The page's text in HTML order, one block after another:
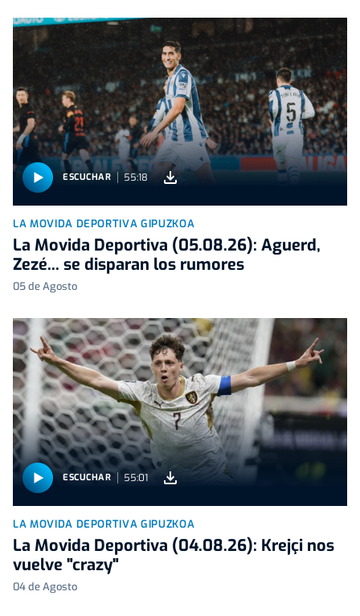
ESCUCHAR 55:18
LA MOVIDA DEPORTIVA GIPUZKOA
La Movida Deportiva (05.08.26): Aguerd,
Zezé... se disparan los rumores
05 de Agosto
ESCUCHAR 55:01
LA MOVIDA DEPORTIVA GIPUZKOA
La Movida Deportiva (04.08.26): Krejçi nos
vuelve "crazy"
04 de Agosto